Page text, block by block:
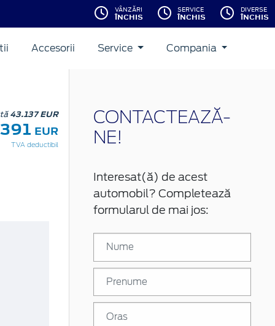
VÂNZĂRI
ÎNCHIS
SERVICE
ÎNCHIS
DIVERSE
ÎNCHIS
Accesorii Service Compania
43.137 EUR
EUR
TVA deductibil
CONTACTEAZĂ-
NE!
Interesat(ă) de acest
automobil? Completează
formularul de mai jos: